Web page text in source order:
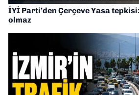
İYİ Parti’den Çerçeve Yasa
olmaz